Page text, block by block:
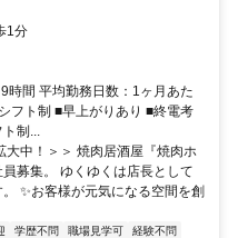
1分
時間 平均勤務日数：1ヶ月あた
フト制 ■早上がりあり ■終電考
制...
中！＞＞ 焼肉居酒屋『焼肉ホ
募集。 ゆくゆくは店長として
✨お客様が元気になる空間を創
学歴不問 職場見学可
経験不問